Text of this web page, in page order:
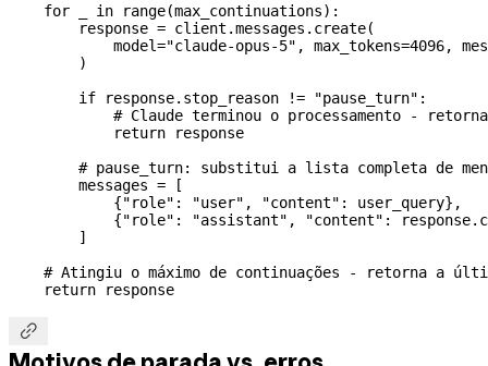
    for
in range(max_continuations):
        response
= client.messages.create(
            model
="claude-opus-5" , max_tokens=4096,
        )
        if
response.stop_reason != "pause_turn" :
# Claude terminou o processamento -
            return
response
# pause_turn: substitui a lista completa de
        messages
= [
            {
"role" : "user" , "content" : user_query},
            {
"role" : "assistant" , "content" :
        ]
# Atingiu o máximo de continuações - retorna a
    return
response
